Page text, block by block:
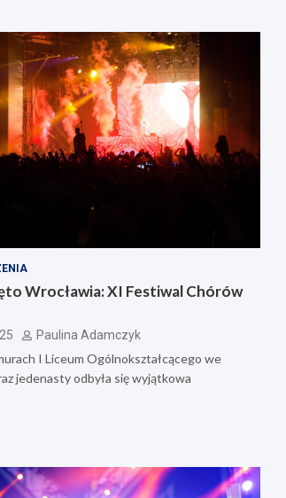
Wrocławia: XI Festiwal Chórów
Paulina Adamczyk
I Liceum Ogólnokształcącego we
jedenasty odbyła się wyjątkowa